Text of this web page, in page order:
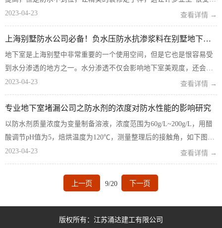
伤”。然而，防水工程不像吊顶、墙面、地板那样直接“映入眼帘”，不
少业主把大部分精力放在外观设计上...
2023-04-23 查看详情 →
上海别墅防水公司必备！负水压防水抗渗浆料在别墅地下室的应用
地下室是上海别墅中非常重要的一个使用空间，但是它也是恨容易受
到水分渗透的地方之一。水分渗透不仅会影响地下室美观度，还会对
房屋结构造成损害，同时也会影响人们的健康。因此，保持地下室的
干燥是非常重要的。WSD-107负水压防水抗渗浆料是一种具有特殊机
能的防水材料，可以...
2023-04-23 查看详情 →
专业地下室堵漏公司之防水剂的浓度对防水性能的影响研究
以防水剂质量浓度为变量制备溶液，浓度范围为60g/L~200g/L，用醋
酸调节pH值为5，焙烘温度为120℃，测量整理后的接触角，如下图所
示。 由上图可知，随着防水剂质量浓度的增大，接触角增大，在
140g/L时达到最大值140.8°，之后略有下降...
2023-04-23 查看详情 →
上一页 9/20 下一页
版权所有：江苏涌达建工有限公司